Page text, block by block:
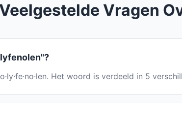
Veelgestelde Vragen
Het woord is verdeeld in 5